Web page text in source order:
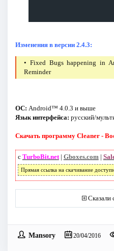
Изменения в версии 2.4.3:
• Fixed Bugs happening in
Reminder
ОС: Android™ 4.0.3 и выше
Язык интерфейса: русский/
Скачать программу Cleaner -
с TurboBit.net| Gboxes.com|
Прямая ссылка на скачивание
Сказали
Mansory 20/04/2016